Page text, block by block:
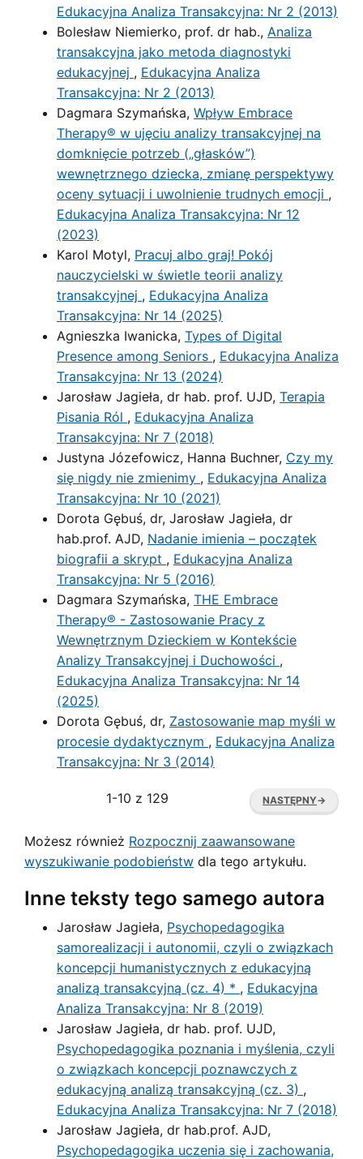
Edukacyjna Analiza Transakcyjna: Nr 2 (2013)
Bolesław Niemierko, prof. dr hab., Analiza
transakcyjna jako metoda diagnostyki
edukacyjnej , Edukacyjna Analiza
Transakcyjna: Nr 2 (2013)
Dagmara Szymańska, Wpływ Embrace
Therapy® w ujęciu analizy transakcyjnej na
domknięcie potrzeb („głasków”)
wewnętrznego dziecka, zmianę perspektywy
oceny sytuacji i uwolnienie trudnych emocji ,
Edukacyjna Analiza Transakcyjna: Nr 12
(2023)
Karol Motyl, Pracuj albo graj! Pokój
nauczycielski w świetle teorii analizy
transakcyjnej , Edukacyjna Analiza
Transakcyjna: Nr 14 (2025)
Agnieszka Iwanicka, Types of Digital
Presence among Seniors , Edukacyjna Analiza
Transakcyjna: Nr 13 (2024)
Jarosław Jagieła, dr hab. prof. UJD, Terapia
Pisania Ról , Edukacyjna Analiza
Transakcyjna: Nr 7 (2018)
Justyna Józefowicz, Hanna Buchner, Czy my
się nigdy nie zmienimy , Edukacyjna Analiza
Transakcyjna: Nr 10 (2021)
Dorota Gębuś, dr, Jarosław Jagieła, dr
hab.prof. AJD, Nadanie imienia – początek
biografii a skrypt , Edukacyjna Analiza
Transakcyjna: Nr 5 (2016)
Dagmara Szymańska, THE Embrace
Therapy® - Zastosowanie Pracy z
Wewnętrznym Dzieckiem w Kontekście
Analizy Transakcyjnej i Duchowości ,
Edukacyjna Analiza Transakcyjna: Nr 14
(2025)
Dorota Gębuś, dr, Zastosowanie map myśli w
procesie dydaktycznym , Edukacyjna Analiza
Transakcyjna: Nr 3 (2014)
1-10 z 129 NASTĘPNY→
Możesz również Rozpocznij zaawansowane
wyszukiwanie podobieństw dla tego artykułu.
Inne teksty tego samego autora
Jarosław Jagieła, Psychopedagogika
samorealizacji i autonomii, czyli o związkach
koncepcji humanistycznych z edukacyjną
analizą transakcyjną (cz. 4) * , Edukacyjna
Analiza Transakcyjna: Nr 8 (2019)
Jarosław Jagieła, dr hab. prof. UJD,
Psychopedagogika poznania i myślenia, czyli
o związkach koncepcji poznawczych z
edukacyjną analizą transakcyjną (cz. 3) ,
Edukacyjna Analiza Transakcyjna: Nr 7 (2018)
Jarosław Jagieła, dr hab.prof. AJD,
Psychopedagogika uczenia się i zachowania,